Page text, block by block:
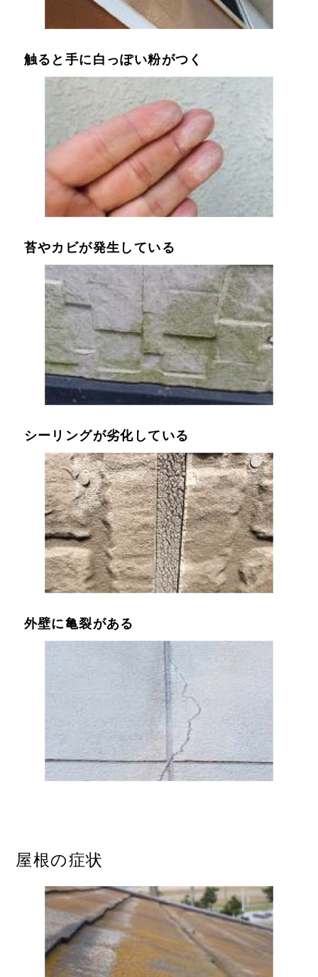
触ると手に白っぽい粉がつく
苔やカビが発生している
シーリングが劣化している
外壁に亀裂がある
屋根の症状